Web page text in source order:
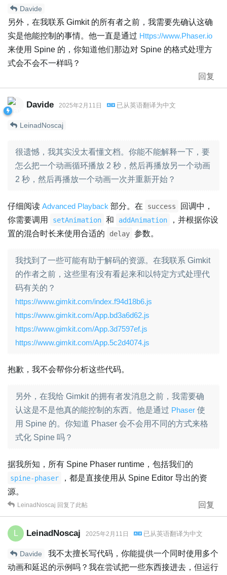
Davide
另外，在我联系 Gimkit 的所有者之前，我需要先确认这确
实是他能控制的事情。他一直是通过 Https://www.Phaser.io
来使用 Spine 的，你知道他们那边对 Spine 的格式处理方
式会不会不一样吗？
回复
Davide 2025年2月11日 已从英语翻译为中文
LeinadNoscaj
很遗憾，我其实没太看懂文档。你能不能解释一下，要
怎么把一个动画循环播放 2 秒，然后再播放另一个动画
2 秒，然后再播放一个动画一次并重新开始？
仔细阅读 Advanced Playback 部分。在 success
回调中，
你需要调用
setAnimation 和 addAnimation
，并根据你设
置的混合时长来使用合适的
delay 参数。
我找到了一些可能有助于解码的资源。在我联系 Gimkit
的作者之前，这些里有没有看起来和以特定方式处理代
码有关的？
https://www.gimkit.com/index.f94d18b6.js
https://www.gimkit.com/App.bd3a6d62.js
https://www.gimkit.com/App.3d7597ef.js
https://www.gimkit.com/App.5c2d4074.js
抱歉，我不会帮你分析这些代码。
另外，在我给 Gimkit 的拥有者发消息之前，我需要确
认这是不是他真的能控制的东西。他是通过 Phaser 使
用 Spine 的。你知道 Phaser 会不会用不同的方式来格
式化 Spine 吗？
据我所知，所有 Spine Phaser runtime，包括我们的
spine-phaser
，都是直接使用从 Spine Editor 导出的资
源。
回复
LeinadNoscaj 回复了此帖
LeinadNoscaj 2025年2月11日 已从英语翻译为中文
Davide
我不太擅长写代码，你能提供一个同时使用多个
动画和延迟的示例吗？我在尝试把一些东西接进去，但运行